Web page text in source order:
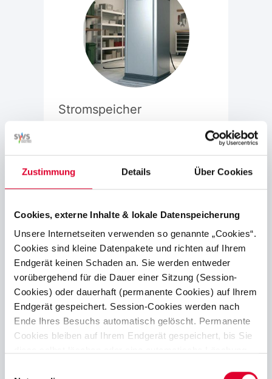
Zustimmung Details Über Cookies
Cookies, externe Inhalte & lokale Datenspeicherung
Unsere Internetseiten verwenden so genannte „Cookies“.
Cookies sind kleine Datenpakete und richten auf Ihrem
Endgerät keinen Schaden an. Sie werden entweder
vorübergehend für die Dauer einer Sitzung (Session-
Cookies) oder dauerhaft (permanente Cookies) auf Ihrem
Endgerät gespeichert. Session-Cookies werden nach
Ende Ihres Besuchs automatisch gelöscht. Permanente
Cookies bleiben auf Ihrem Endgerät gespeichert, bis Sie
Stromspeicher
Anschluss von Stromspeichern.
Stromspeicher anmelden
und anschließen
Bitte beachten:
Bei allen Anlagenarten zur
Stromerzeugung gilt:Eine